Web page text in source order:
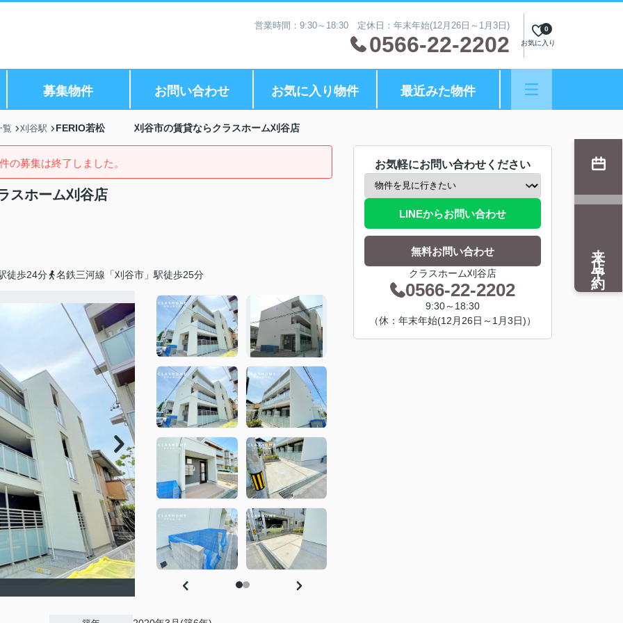
営業時間：9:30～18:30 定休日：年末年始(12月26日～1月3日)
0566-22-2202 お気に入り
0
募集物件 お問い合わせ お気に入り物件 最近みた物件
覧 刈谷駅 FERIO若松 刈谷市の賃貸ならクラスホーム刈谷店
の募集は終了しました。
ホーム刈谷店
徒歩24分 名鉄三河線「刈谷市」駅徒歩25分
お気軽にお問い合わせください
LINEからお問い合わせ
無料お問い合わせ
クラスホーム刈谷店
0566-22-2202
9:30～18:30
（休：年末年始(12月26日～1月3日)）
来店予約